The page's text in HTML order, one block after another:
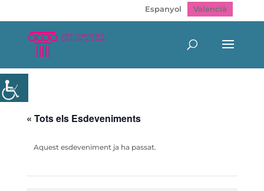
Espanyol Valencià
« Tots els Esdeveniments
Aquest esdeveniment ja ha passat.